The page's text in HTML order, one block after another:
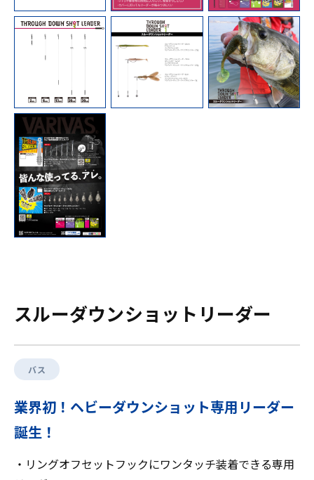
スルーダウンショットリーダー
バス
業界初！ヘビーダウンショット専用リーダー
誕生！
・リングオフセットフックにワンタッチ装着できる専用